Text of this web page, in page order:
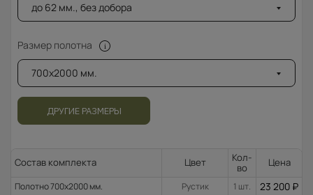
до 62 мм., без добора
Размер полотна
700x2000 мм.
ДРУГИЕ РАЗМЕРЫ
Состав комплекта Цвет
Кол-
во
Цена
Полотно 700x2000 мм. Рустик 1 шт. 23 200 ₽